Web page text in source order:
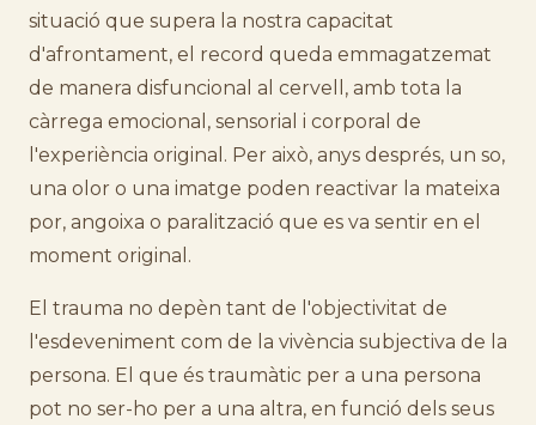
situació que supera la nostra capacitat
d'afrontament, el record queda emmagatzemat
de manera disfuncional al cervell, amb tota la
càrrega emocional, sensorial i corporal de
l'experiència original. Per això, anys després, un so,
una olor o una imatge poden reactivar la mateixa
por, angoixa o paralització que es va sentir en el
moment original.
El trauma no depèn tant de l'objectivitat de
l'esdeveniment com de la vivència subjectiva de la
persona. El que és traumàtic per a una persona
pot no ser-ho per a una altra, en funció dels seus